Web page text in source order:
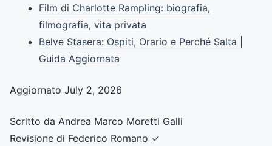
Film di Charlotte Rampling: biografia,
filmografia, vita privata
Belve Stasera: Ospiti, Orario e Perché Salta |
Guida Aggiornata
Aggiornato July 2, 2026
Scritto da Andrea Marco Moretti Galli
Revisione di Federico Romano ✓